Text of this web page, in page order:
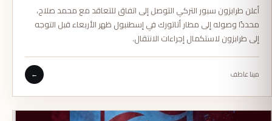
أعلن طرابزون سبور التركي التوصل إلى اتفاق للتعاقد مع محمد صلاح،
محددًا وصوله إلى مطار أتاتورك في إسطنبول ظهر الأربعاء قبل التوجه
إلى طرابزون لاستكمال إجراءات الانتقال.
مينا عاطف ←